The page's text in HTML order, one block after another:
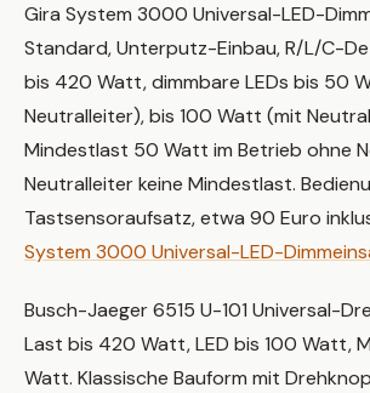
Gira System 3000 Universal-LED-
Standard, Unterputz-Einbau, R/L/C-
bis 420 Watt, dimmbare LEDs bis 50
Neutralleiter), bis 100 Watt (mit
Mindestlast 50 Watt im Betrieb ohne
Neutralleiter keine Mindestlast.
Tastsensoraufsatz, etwa 90 Euro
System 3000 Universal-LED-
Busch-Jaeger 6515 U-101 Universal-
Last bis 420 Watt, LED bis 100 Watt,
Watt. Klassische Bauform mit